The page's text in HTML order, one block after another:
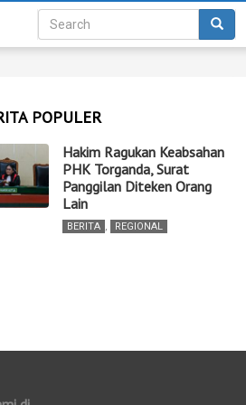
POPULER
Hakim Ragukan Keabsahan
PHK Torganda, Surat
Panggilan Diteken Orang
Lain
BERITA , REGIONAL